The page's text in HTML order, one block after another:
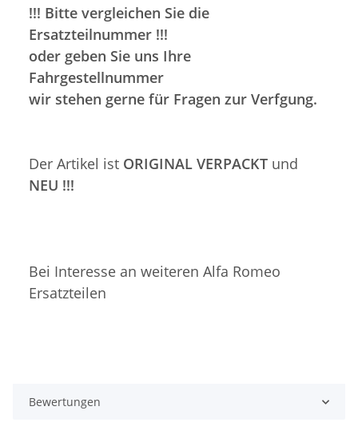
!!! Bitte vergleichen Sie die
Ersatzteilnummer !!!
oder geben Sie uns Ihre
Fahrgestellnummer
wir stehen gerne für Fragen zur Verfgung.
Der Artikel ist ORIGINAL VERPACKT und
NEU !!!
Bei Interesse an weiteren Alfa Romeo
Ersatzteilen
Bewertungen